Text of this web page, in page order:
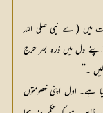
میں (اے نبی صلی اللہ
دل میں ذرہ بھر حرج
۔‘‘
ہے۔ اول اپنی خصومتوں